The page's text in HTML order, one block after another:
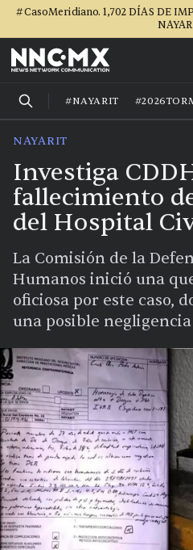
#CasoMeridiano. 1,702 DÍAS DE
#NAYARIT
NAYARIT
Investiga
fallecimiento
del Hospital
La Comisión de la
Humanos inició una
oficiosa por este caso,
una posible